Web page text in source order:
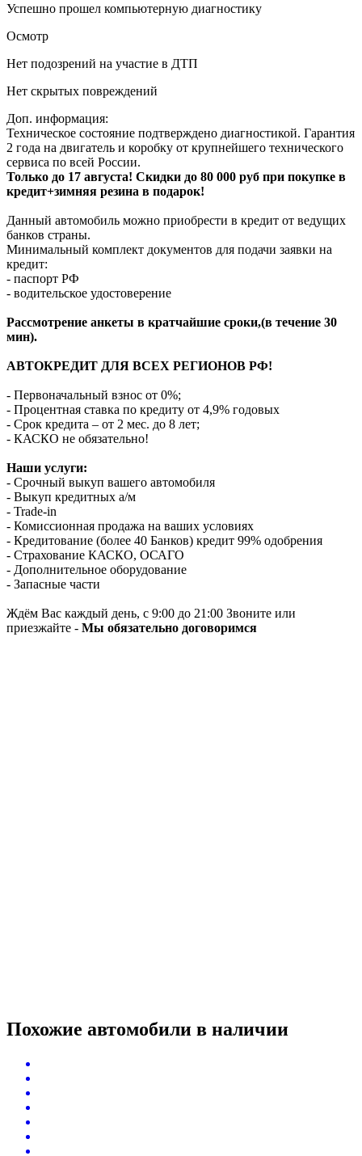
Успешно прошел компьютерную диагностику
Осмотр
Нет подозрений на участие в ДТП
Нет скрытых повреждений
Доп. информация:
Техническое состояние подтверждено диагностикой. Гарантия
2 года на двигатель и коробку от крупнейшего технического
сервиса по всей России.
Только до 17 августа! Скидки до 80 000 руб при покупке в
кредит+зимняя резина в подарок!
Данный автомобиль можно приобрести в кредит от ведущих
банков страны.
Минимальный комплект документов для подачи заявки на
кредит:
- паспорт РФ
- водительское удостоверение
Рассмотрение анкеты в кратчайшие сроки,(в течение 30
мин).
АВТОКРЕДИТ ДЛЯ ВСЕХ РЕГИОНОВ РФ!
- Первоначальный взнос от 0%;
- Процентная ставка по кредиту от 4,9% годовых
- Срок кредита – от 2 мес. до 8 лет;
- КАСКО не обязательно!
Наши услуги:
- Срочный выкуп вашего автомобиля
- Выкуп кредитных а/м
- Trade-in
- Комиссионная продажа на ваших условиях
- Кредитование (более 40 Банков) кредит 99% одобрения
- Страхование КАСКО, ОСАГО
- Дополнительное оборудование
- Запасные части
Ждём Вас каждый день, с 9:00 до 21:00 Звоните или
приезжайте - Мы обязательно договоримся
Похожие автомобили в наличии